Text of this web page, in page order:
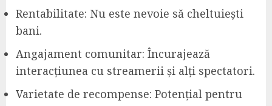
Rentabilitate: Nu este nevoie să cheltuiești
bani.
Angajament comunitar: Încurajează
interacțiunea cu streamerii și alți spectatori.
Varietate de recompense: Potențial pentru